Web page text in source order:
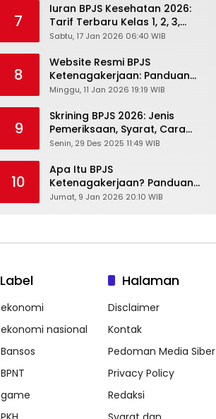
7
Iuran BPJS Kesehatan 2026:
Tarif Terbaru Kelas 1, 2, 3,
Cara Bayar, Denda &
JKN-KIS
Sabtu, 17 Jan 2026 06:40 WIB
8
Website Resmi BPJS
Ketenagakerjaan: Panduan
Lengkap Akses dan Fitur
Minggu, 11 Jan 2026 19:19 WIB
9
Skrining BPJS 2026: Jenis
Pemeriksaan, Syarat, Cara
Daftar & Cek Riwayat
Senin, 29 Des 2025 11:49 WIB
10
Apa Itu BPJS
Ketenagakerjaan? Panduan
Lengkap untuk Pekerja dan
Jumat, 9 Jan 2026 20:10 WIB
Label
ekonomi
ekonomi nasional
Bansos
BPNT
game
Halaman
Disclaimer
Kontak
Pedoman Media Siber
Privacy Policy
Redaksi